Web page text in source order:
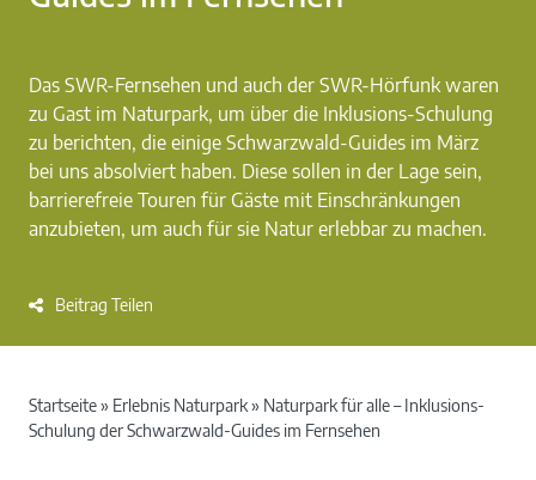
Das SWR-Fernsehen und auch der SWR-Hörfunk waren
zu Gast im Naturpark, um über die Inklusions-Schulung
zu berichten, die einige Schwarzwald-Guides im März
bei uns absolviert haben. Diese sollen in der Lage sein,
barrierefreie Touren für Gäste mit Einschränkungen
anzubieten, um auch für sie Natur erlebbar zu machen.
Beitrag Teilen
Startseite» Erlebnis Naturpark» Naturpark für alle – Inklusions-
Schulung der Schwarzwald-Guides im Fernsehen